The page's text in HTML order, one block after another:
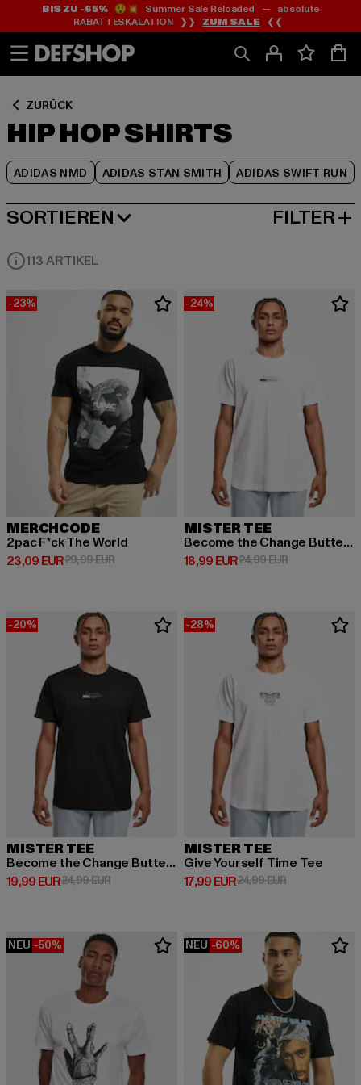
Zum
Inhalt
springen
Zum
Fußzeile
springen
BIS ZU -65%😲💥 Summer Sale Reloaded — absolute
RABATTESKALATION ❯❯ ZUM SALE ❮❮
ZURÜCK
HIP HOP SHIRTS
ADIDAS NMD ADIDAS STAN SMITH ADIDAS SWIFT RUN
Zum
Produktraster
springen
SORTIEREN
BELIEBTESTE FILTER
113 ARTIKEL
-23%
MERCHCODE
2pac F*ck The World
23,09 EUR
Derzeitiger Preis: 23,09 EUR
29,99 EURAktionspreis: 29,99 EUR
-24%
MISTER TEE
Become the Change Butterfly 2.0
18,99 EUR
Derzeitiger Preis: 18,99 EUR
24,99 EURAktionspreis:
-20%
MISTER TEE
Become the Change Butterfly 2.0
19,99 EUR
Derzeitiger Preis: 19,99 EUR
24,99 EURAktionspreis: 24,99 EUR
-28%
MISTER TEE
Give Yourself Time Tee
17,99 EUR
Derzeitiger Preis: 17,99 EUR
24,99 EURAktionspreis:
NEU -50% NEU -60%